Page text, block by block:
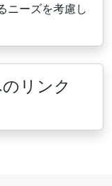
ニーズを考慮し
リンク